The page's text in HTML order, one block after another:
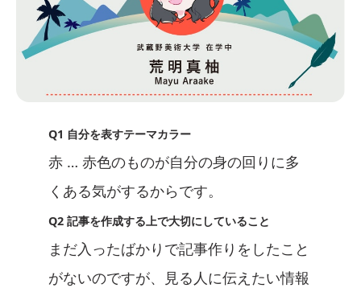
Q1 自分を表すテーマカラー
赤 … 赤色のものが自分の身の回りに多
くある気がするからです。
Q2 記事を作成する上で大切にしていること
まだ入ったばかりで記事作りをしたこと
がないのですが、見る人に伝えたい情報